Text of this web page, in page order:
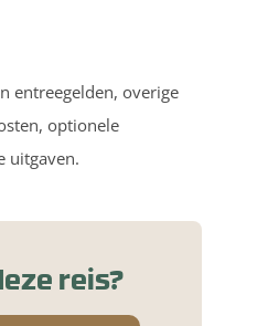
entreegelden, overige
optionele
uitgaven.
reis?